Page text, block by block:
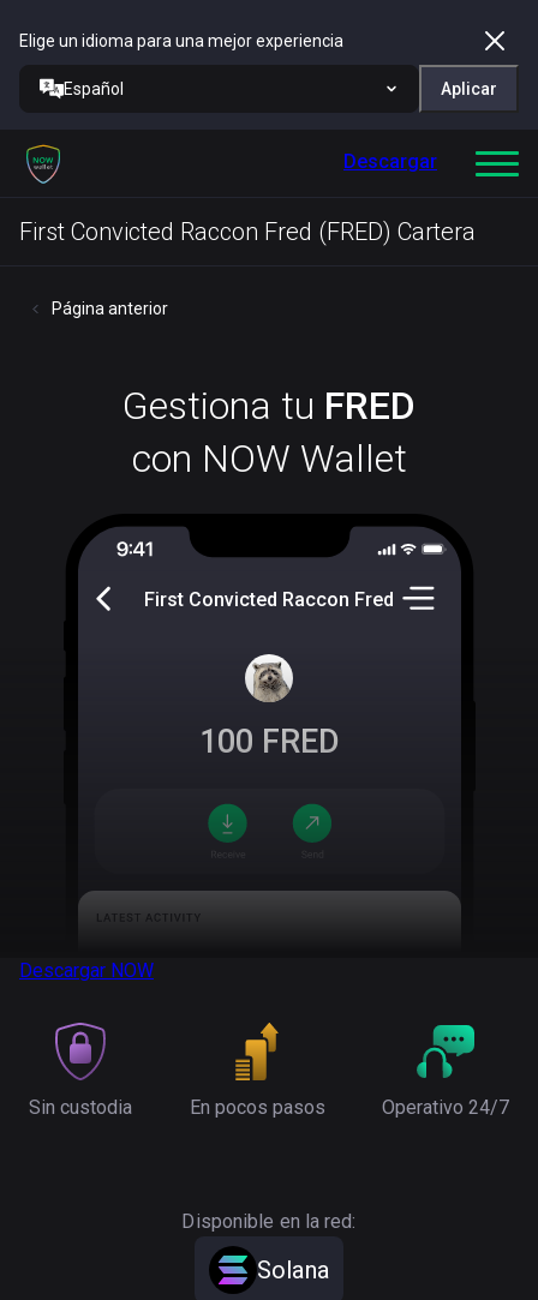
Elige un idioma para una mejor experiencia
Español Aplicar
Descargar
First Convicted Raccon Fred (FRED) Cartera
Página anterior
Gestiona tu FRED
con NOW Wallet
First Convicted Raccon Fred
100 FRED
Descargar NOW
Sin custodia En pocos pasos Operativo 24/7
Disponible en la red:
Solana